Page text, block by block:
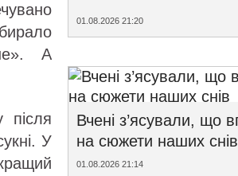
А
після
У
01.08.2026 21:20
Вчені з’ясували, що
на сюжети наших снів
01.08.2026 21:14